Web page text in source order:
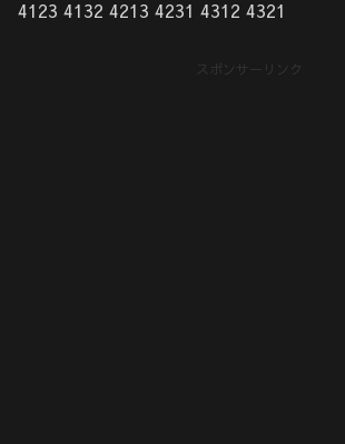
4123 4132 4213 4231 4312 4321
スポンサーリンク